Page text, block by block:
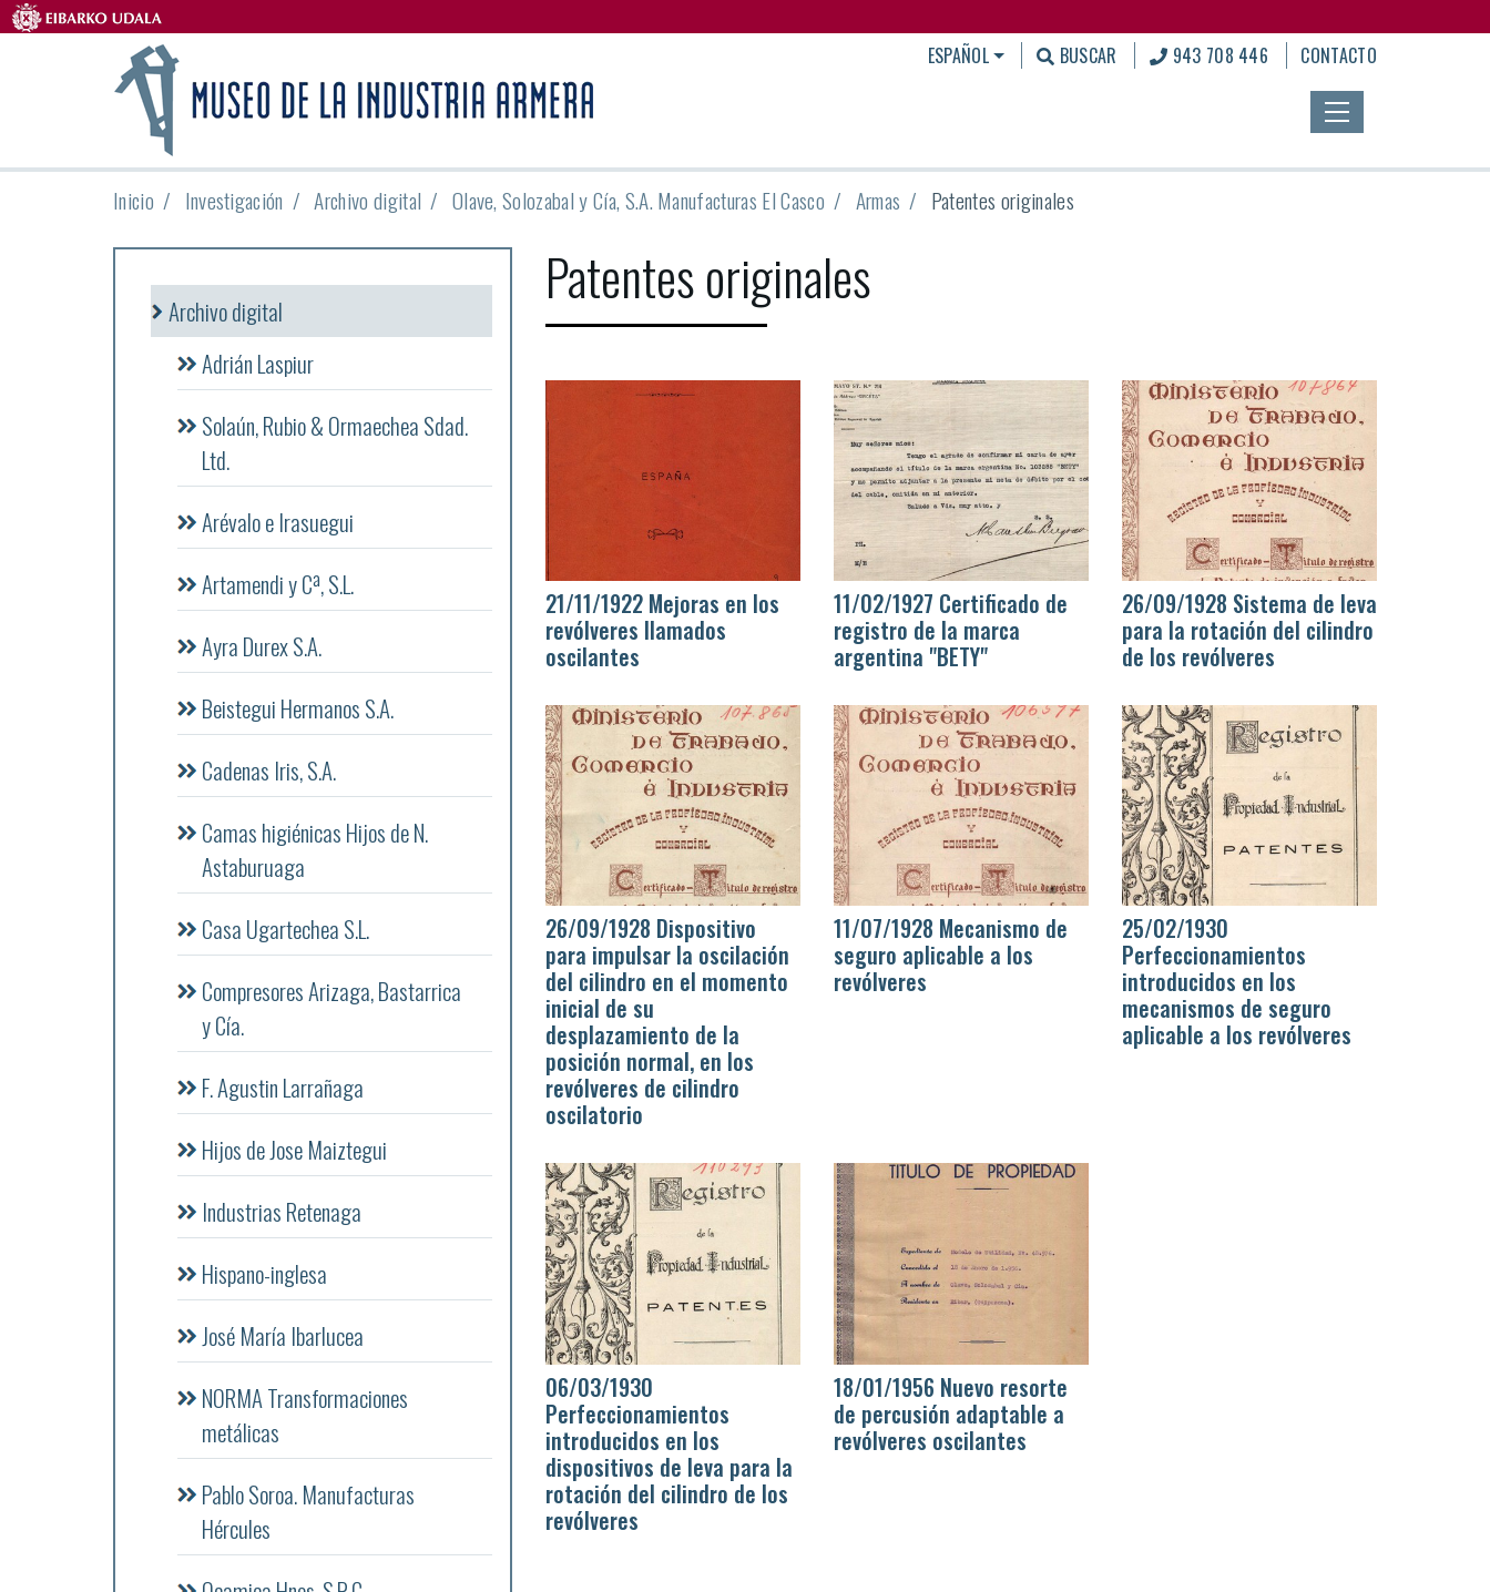
ESPAÑOL BUSCAR 943 708 446 CONTACTO
Inicio Investigación Archivo digital Olave, Solozabal y Cía, S.A. Manufacturas El Casco Armas Patentes originales
Patentes originales
21/11/1922 Mejoras en los
revólveres llamados
oscilantes
11/02/1927 Certificado de
registro de la marca
argentina "BETY"
26/09/1928 Sistema de leva
para la rotación del cilindro
de los revólveres
26/09/1928 Dispositivo
para impulsar la oscilación
del cilindro en el momento
inicial de su
desplazamiento de la
posición normal, en los
revólveres de cilindro
oscilatorio
11/07/1928 Mecanismo de
seguro aplicable a los
revólveres
25/02/1930
Perfeccionamientos
introducidos en los
mecanismos de seguro
aplicable a los revólveres
06/03/1930
Perfeccionamientos
introducidos en los
dispositivos de leva para la
rotación del cilindro de los
revólveres
18/01/1956 Nuevo resorte
de percusión adaptable a
revólveres oscilantes
Archivo digital
Adrián Laspiur
Solaún, Rubio & Ormaechea Sdad.
Ltd.
Arévalo e Irasuegui
Artamendi y Cª, S.L.
Ayra Durex S.A.
Beistegui Hermanos S.A.
Cadenas Iris, S.A.
Camas higiénicas Hijos de N.
Astaburuaga
Casa Ugartechea S.L.
Compresores Arizaga, Bastarrica
y Cía.
F. Agustin Larrañaga
Hijos de Jose Maiztegui
Industrias Retenaga
Hispano-inglesa
José María Ibarlucea
NORMA Transformaciones
metálicas
Pablo Soroa. Manufacturas
Hércules